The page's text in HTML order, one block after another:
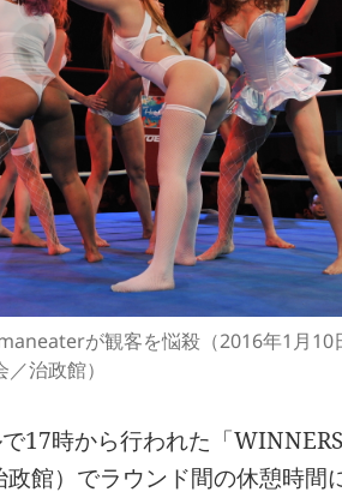
が観客を悩殺（2016年1月10
治政館）
17時から行われた「
館）でラウンド間の休憩時間